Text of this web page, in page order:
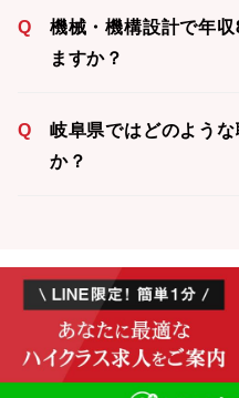
Q
機械・機構設計で年
ますか？
Q
岐阜県ではどのよう
か？